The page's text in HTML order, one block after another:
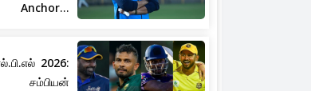
Anchor...
2026:
சம்பியன்